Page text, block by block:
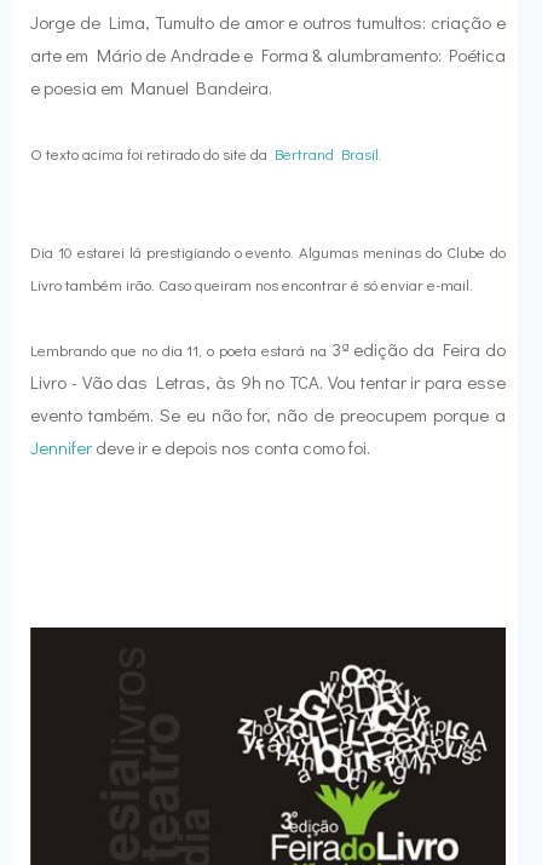
Jorge de Lima, Tumulto de amor e outros tumultos: criação e
arte em Mário de Andrade e Forma & alumbramento: Poética
e poesia em Manuel Bandeira.
O texto acima foi retirado do site da Bertrand Brasil.
Dia 10 estarei lá prestigiando o evento. Algumas meninas do Clube do
Livro também irão. Caso queiram nos encontrar é só enviar e-mail.
Lembrando que no dia 11, o poeta estará na 3ª edição da Feira do
Livro - Vão das Letras, às 9h no TCA. Vou tentar ir para esse
evento também. Se eu não for, não de preocupem porque a
Jennifer deve ir e depois nos conta como foi.